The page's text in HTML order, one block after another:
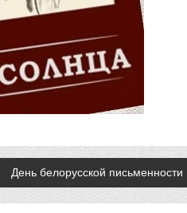
День белорусской письменности